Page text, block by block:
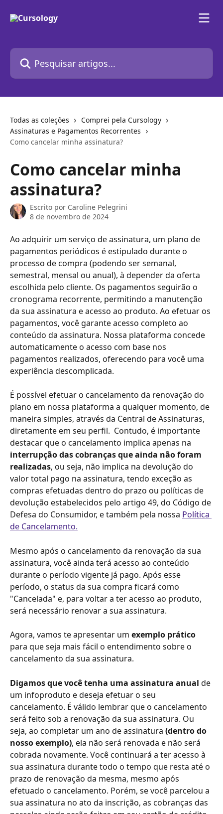
Pesquisar artigos...
Todas as coleções
Comprei pela Cursology
Assinaturas e Pagamentos Recorrentes
Como cancelar minha assinatura?
Como cancelar minha
assinatura?
Escrito por Caroline Pelegrini
8 de novembro de 2024
Ao adquirir um serviço de assinatura, um plano de
pagamentos periódicos é estipulado durante o
processo de compra (podendo ser semanal,
semestral, mensal ou anual), à depender da oferta
escolhida pelo cliente. Os pagamentos seguirão o
cronograma recorrente, permitindo a manutenção
da sua assinatura e acesso ao produto. Ao efetuar os
pagamentos, você garante acesso completo ao
conteúdo da assinatura. Nossa plataforma concede
automaticamente o acesso com base nos
pagamentos realizados, oferecendo para você uma
experiência descomplicada.
É possível efetuar o cancelamento da renovação do
plano em nossa plataforma a qualquer momento, de
maneira simples, através da Central de Assinaturas,
diretamente em seu perfil.  Contudo, é importante
destacar que o cancelamento implica apenas na
interrupção das cobranças que ainda não foram
realizadas, ou seja, não implica na devolução do
valor total pago na assinatura, tendo exceção as
compras efetuadas dentro do prazo ou políticas de
devolução estabelecidos pelo artigo 49, do Código de
Defesa do Consumidor, e também pela nossa Política
de Cancelamento.
Mesmo após o cancelamento da renovação da sua
assinatura, você ainda terá acesso ao conteúdo
durante o período vigente já pago. Após esse
período, o status da sua compra ficará como
"Cancelada" e, para voltar a ter acesso ao produto,
será necessário renovar a sua assinatura.
Agora, vamos te apresentar um exemplo prático
para que seja mais fácil o entendimento sobre o
cancelamento da sua assinatura.
Digamos que você tenha uma assinatura anual de
um infoproduto e deseja efetuar o seu
cancelamento. É válido lembrar que o cancelamento
será feito sob a renovação da sua assinatura. Ou
seja, ao completar um ano de assinatura (dentro do
nosso exemplo), ela não será renovada e não será
cobrada novamente. Você continuará a ter acesso à
sua assinatura durante todo o tempo que resta até o
prazo de renovação da mesma, mesmo após
efetuado o cancelamento. Porém, se você parcelou a
sua assinatura no ato da inscrição, as cobranças das